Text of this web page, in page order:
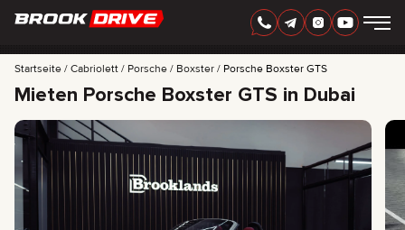
AED
AUTOMARKEN
MIETZEITRAUM
BESTE ANGEBOTE
FAQ
CERTIFICATES
BEWERTUNGEN
Startseite Cabriolett Porsche Boxster Porsche Boxster GTS
Mieten Porsche Boxster GTS in Dubai